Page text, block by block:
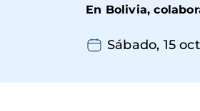
En Bolivia,
Sábado, 15